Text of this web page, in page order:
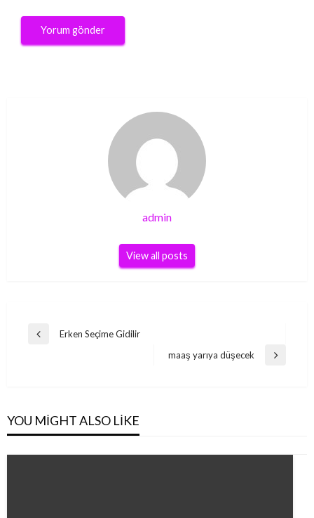
admin
View all posts
Yazı
Previous
Erken Seçime Gidilir
Next
maaş yarıya düşecek
YOU MIGHT ALSO LIKE